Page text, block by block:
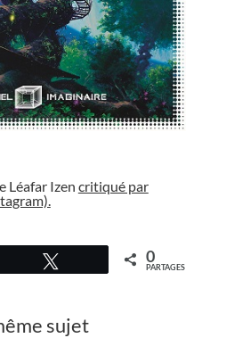
Léafar Izen critiqué par
0
PARTAGES
sujet